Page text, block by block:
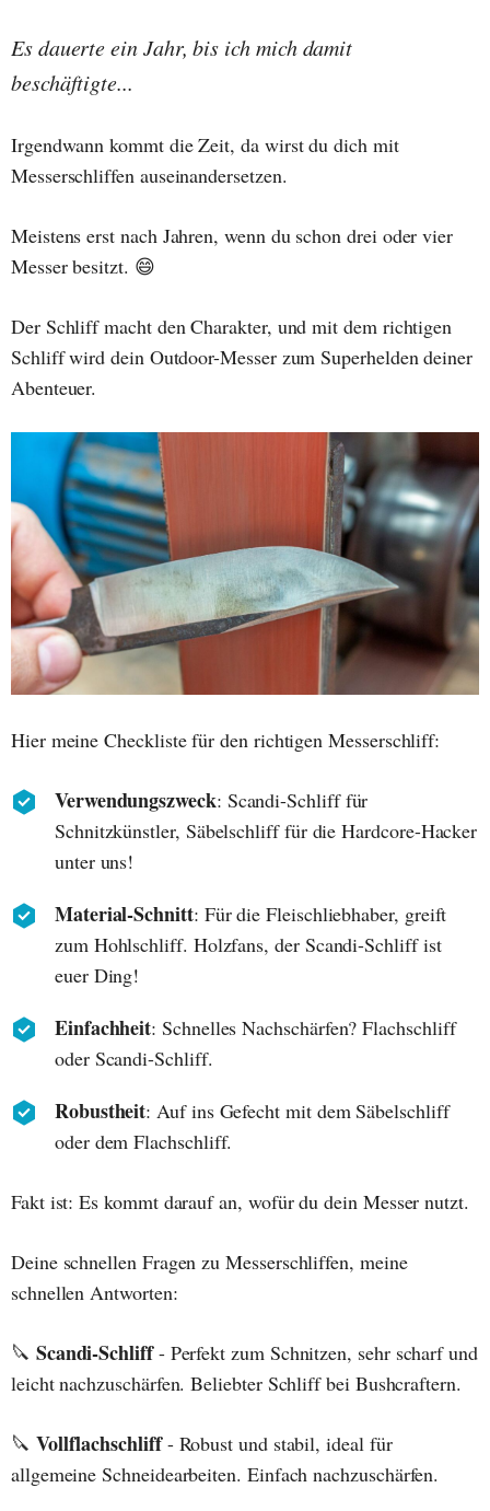
Es dauerte ein Jahr, bis ich mich damit
beschäftigte...
Irgendwann kommt die Zeit, da wirst du dich mit
Messerschliffen auseinandersetzen.
Meistens erst nach Jahren, wenn du schon drei oder vier
Messer besitzt. 😄
Der Schliff macht den Charakter, und mit dem richtigen
Schliff wird dein Outdoor-Messer zum Superhelden deiner
Abenteuer.
Hier meine Checkliste für den richtigen Messerschliff:
Verwendungszweck: Scandi-Schliff für
Schnitzkünstler, Säbelschliff für die Hardcore-Hacker
unter uns!
Material-Schnitt: Für die Fleischliebhaber, greift
zum Hohlschliff. Holzfans, der Scandi-Schliff ist
euer Ding!
Einfachheit: Schnelles Nachschärfen? Flachschliff
oder Scandi-Schliff.
Robustheit: Auf ins Gefecht mit dem Säbelschliff
oder dem Flachschliff.
Fakt ist: Es kommt darauf an, wofür du dein Messer nutzt.
Deine schnellen Fragen zu Messerschliffen, meine
schnellen Antworten:
🔪 Scandi-Schliff- Perfekt zum Schnitzen, sehr scharf und
leicht nachzuschärfen. Beliebter Schliff bei Bushcraftern.
🔪 Vollflachschliff- Robust und stabil, ideal für
allgemeine Schneidearbeiten. Einfach nachzuschärfen.